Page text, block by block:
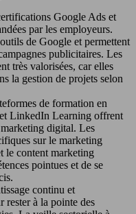
Google Ads et
par les employeurs.
de Google et permettent
publicitaires. Les
très valorisées, car elles
la gestion de projets selon
de formation en
LinkedIn Learning offrent
digital. Les
sur le marketing
le content marketing
pointues et de se
continu et
rester à la pointe des